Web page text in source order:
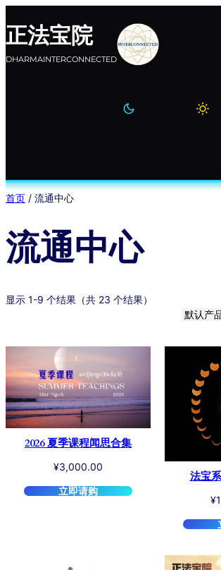
至
内
容
正法宝院
DHARMAINTERCONNECTED
首页 / 流通中心
流通中心
显示 1-9 个结果（共 23 个结果）
2026 夏季课程闻思合集
¥3,000.00
立即请购
法宝
¥